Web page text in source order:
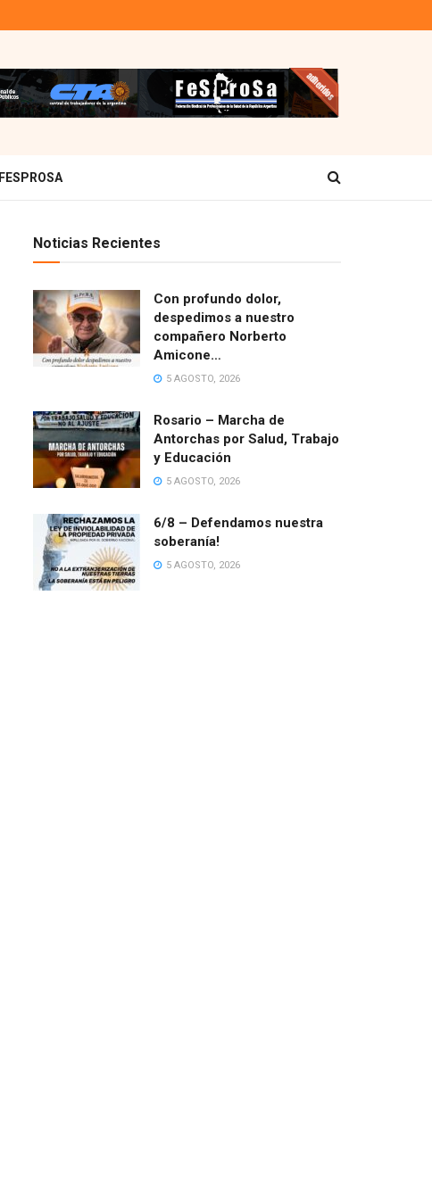
FESPROSA
Noticias Recientes
Con profundo dolor,
despedimos a nuestro
compañero Norberto
Amicone…
5 AGOSTO, 2026
Rosario – Marcha de
Antorchas por Salud, Trabajo
y Educación
5 AGOSTO, 2026
6/8 – Defendamos nuestra
soberanía!
5 AGOSTO, 2026